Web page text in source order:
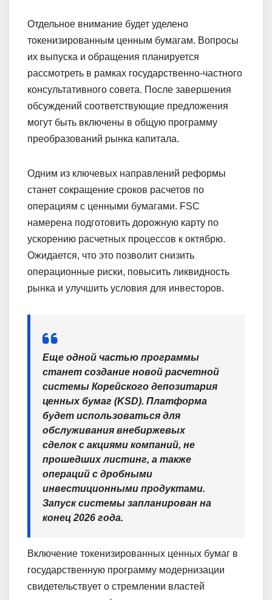
Отдельное внимание будет уделено
токенизированным ценным бумагам. Вопросы
их выпуска и обращения планируется
рассмотреть в рамках государственно-частного
консультативного совета. После завершения
обсуждений соответствующие предложения
могут быть включены в общую программу
преобразований рынка капитала.
Одним из ключевых направлений реформы
станет сокращение сроков расчетов по
операциям с ценными бумагами. FSC
намерена подготовить дорожную карту по
ускорению расчетных процессов к октябрю.
Ожидается, что это позволит снизить
операционные риски, повысить ликвидность
рынка и улучшить условия для инвесторов.
Еще одной частью программы
станет создание новой расчетной
системы Корейского депозитария
ценных бумаг (KSD). Платформа
будет использоваться для
обслуживания внебиржевых
сделок с акциями компаний, не
прошедших листинг, а также
операций с дробными
инвестиционными продуктами.
Запуск системы запланирован на
конец 2026 года.
Включение токенизированных ценных бумаг в
государственную программу модернизации
свидетельствует о стремлении властей